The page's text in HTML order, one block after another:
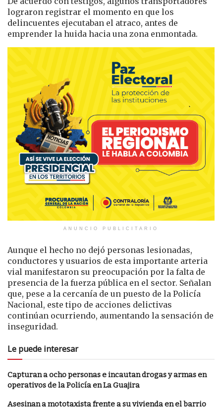
lograron registrar el momento en que los
delincuentes ejecutaban el atraco, antes de
emprender la huida hacia una zona enmontada.
ANUNCIO PUBLICITARIO
Aunque el hecho no dejó personas lesionadas,
conductores y usuarios de esta importante arteria
vial manifestaron su preocupación por la falta de
presencia de la fuerza pública en el sector. Señalan
que, pese a la cercanía de un puesto de la Policía
Nacional, este tipo de acciones delictivas
continúan ocurriendo, aumentando la sensación de
inseguridad.
Le puede interesar
Capturan a ocho personas e incautan drogas y armas en
operativos de la Policía en La Guajira
Asesinan a mototaxista frente a su vivienda en el barrio